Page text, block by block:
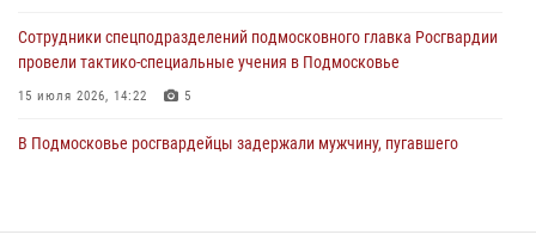
Сотрудники спецподразделений подмосковного главка Росгвардии
провели тактико-специальные учения в Подмосковье
15 июля 2026, 14:22 5
В Подмосковье росгвардейцы задержали мужчину, пугавшего